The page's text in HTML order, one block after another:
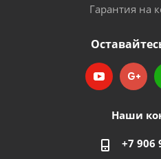
Гарантия на
Наши
+7 906